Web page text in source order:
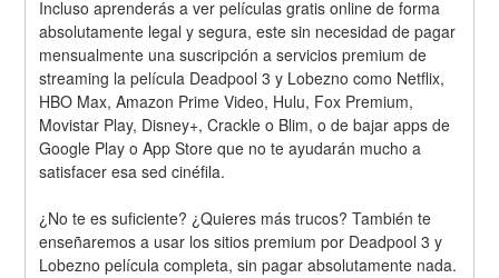
Incluso aprenderás a ver películas gratis online de forma
absolutamente legal y segura, este sin necesidad de pagar
mensualmente una suscripción a servicios premium de
streaming la película Deadpool 3 y Lobezno como Netflix,
HBO Max, Amazon Prime Video, Hulu, Fox Premium,
Movistar Play, Disney+, Crackle o Blim, o de bajar apps de
Google Play o App Store que no te ayudarán mucho a
satisfacer esa sed cinéfila.
¿No te es suficiente? ¿Quieres más trucos? También te
enseñaremos a usar los sitios premium por Deadpool 3 y
Lobezno película completa, sin pagar absolutamente nada.